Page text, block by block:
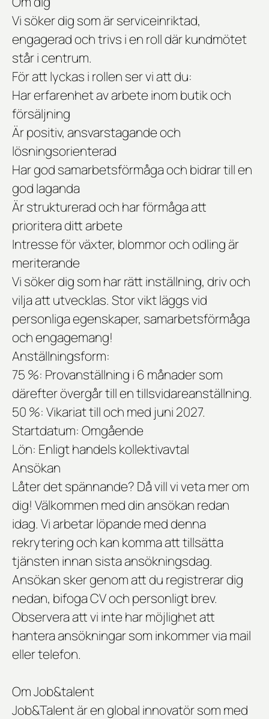
Vi söker dig som är serviceinriktad,
engagerad och trivs i en roll där kundmötet
står i centrum.
För att lyckas i rollen ser vi att du:
Har erfarenhet av arbete inom butik och
försäljning
Är positiv, ansvarstagande och
lösningsorienterad
Har god samarbetsförmåga och bidrar till en
god laganda
Är strukturerad och har förmåga att
prioritera ditt arbete
Intresse för växter, blommor och odling är
meriterande
Vi söker dig som har rätt inställning, driv och
vilja att utvecklas. Stor vikt läggs vid
personliga egenskaper, samarbetsförmåga
och engagemang!
Anställningsform:
75 %: Provanställning i 6 månader som
därefter övergår till en tillsvidareanställning.
50 %: Vikariat till och med juni 2027.
Startdatum: Omgående
Lön: Enligt handels kollektivavtal
Ansökan
Låter det spännande? Då vill vi veta mer om
dig! Välkommen med din ansökan redan
idag. Vi arbetar löpande med denna
rekrytering och kan komma att tillsätta
tjänsten innan sista ansökningsdag.
Ansökan sker genom att du registrerar dig
nedan, bifoga CV och personligt brev.
Observera att vi inte har möjlighet att
hantera ansökningar som inkommer via mail
eller telefon.
Om Job&talent
Job&Talent är en global innovatör som med